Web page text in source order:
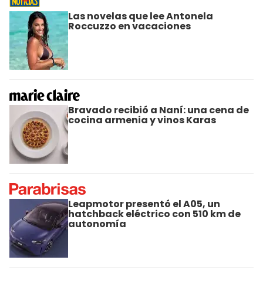
Las novelas que lee Antonela
Roccuzzo en vacaciones
Bravado recibió a Naní: una cena de
cocina armenia y vinos Karas
Leapmotor presentó el A05, un
hatchback eléctrico con 510 km de
autonomía